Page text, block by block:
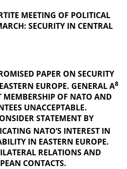
MEETING OF POLITICAL
SECURITY IN CENTRAL
PAPER ON SECURITY
EUROPE. GENERAL A8
MEMBERSHIP OF NATO AND
UNACCEPTABLE.
STATEMENT BY
NATO’S INTEREST IN
IN EASTERN EUROPE.
RELATIONS AND
CONTACTS.